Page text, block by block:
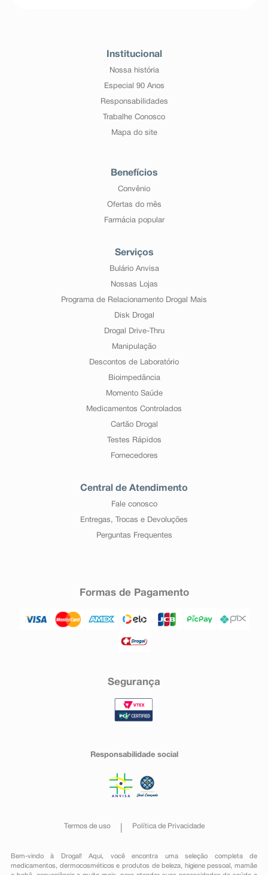
Institucional
Nossa história
Especial 90 Anos
Responsabilidades
Trabalhe Conosco
Mapa do site
Benefícios
Convênio
Ofertas do mês
Farmácia popular
Serviços
Bulário Anvisa
Nossas Lojas
Programa de Relacionamento Drogal Mais
Disk Drogal
Drogal Drive-Thru
Manipulação
Descontos de Laboratório
Bioimpedância
Momento Saúde
Medicamentos Controlados
Cartão Drogal
Testes Rápidos
Fornecedores
Central de Atendimento
Fale conosco
Entregas, Trocas e Devoluções
Perguntas Frequentes
Formas de Pagamento
Segurança
Responsabilidade social
Termos de uso Política de Privacidade
Bem-vindo à Drogal! Aqui, você encontra uma seleção completa de
medicamentos , dermocosméticos e produtos de beleza, higiene pessoal ,mamãe